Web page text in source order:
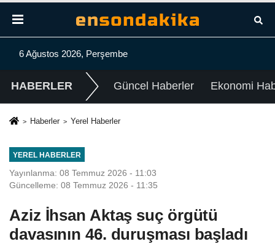
6 Ağustos 2026, Perşembe
HABERLER Güncel Haberler Ekonomi
Haberler Yerel Haberler
YEREL HABERLER
Yayınlanma: 08 Temmuz 2026 - 11:03
Güncelleme: 08 Temmuz 2026 - 11:35
Aziz İhsan Aktaş suç örgütü
davasının 46. duruşması başladı